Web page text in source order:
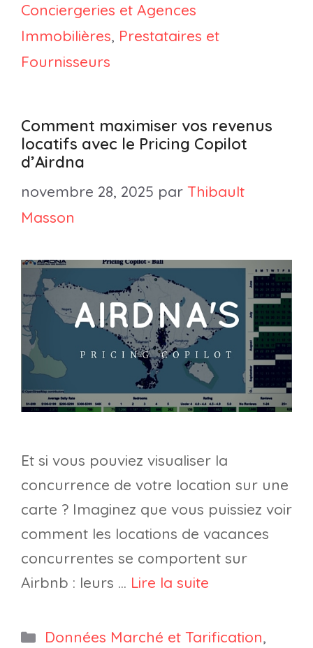
Conciergeries et Agences
Immobilières, Prestataires et
Fournisseurs
Comment maximiser vos revenus
locatifs avec le Pricing Copilot
d’Airdna
novembre 28, 2025 par Thibault
Masson
Et si vous pouviez visualiser la
concurrence de votre location sur une
carte ? Imaginez que vous puissiez voir
comment les locations de vacances
concurrentes se comportent sur
Airbnb : leurs … Lire la suite
Catégories
Données Marché et Tarification,